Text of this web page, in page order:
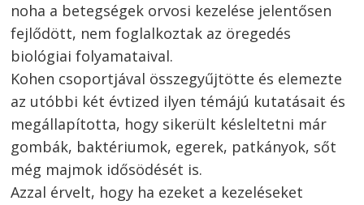
noha a betegségek orvosi kezelése jelentősen
fejlődött, nem foglalkoztak az öregedés
biológiai folyamataival.
Kohen csoportjával összegyűjtötte és elemezte
az utóbbi két évtized ilyen témájú kutatásait és
megállapította, hogy sikerült késleltetni már
gombák, baktériumok, egerek, patkányok, sőt
még majmok idősödését is.
Azzal érvelt, hogy ha ezeket a kezeléseket